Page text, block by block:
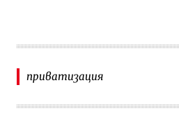
приватизация